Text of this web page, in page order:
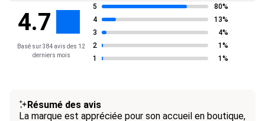
4.7
Basé sur 384 avis des 12
derniers mois
5
80%
4
13%
3
4%
2
1%
1
1%
Résumé des avis
La marque est appréciée pour son accueil en boutique,